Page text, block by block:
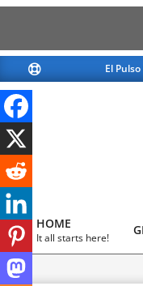
to
content
El Pulso Caribe -
Primary
Navigation
Menu
HOME
It all starts here!